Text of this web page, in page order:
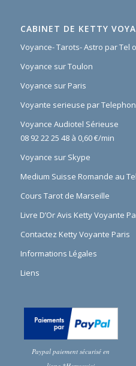
CABINET DE KETTY
Voyance- Tarots- Astro par Tel
Voyance sur Toulon
Voyance sur Paris
Voyante serieuse par
Voyance Audiotel Sérieuse
08 92 22 25 48 à 0,60 €/min
Voyance sur Skype
Medium Suisse Romande au
Cours Tarot de Marseille
Livre D’Or Avis Ketty Voyante
Contactez Ketty Voyante Paris
Informations Légales
Liens
Paypal paiement sécurisé en